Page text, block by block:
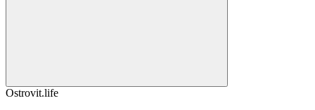
Ostrovit.life